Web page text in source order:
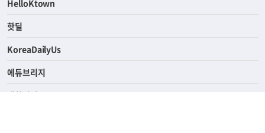
ASK미국
HelloKtown
핫딜
KoreaDailyUs